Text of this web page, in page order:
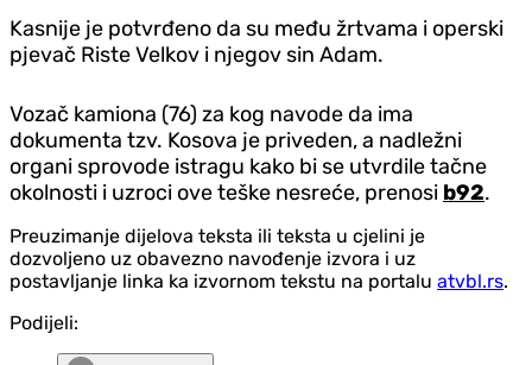
Kasnije je potvrđeno da su među žrtvama i operski
pjevač Riste Velkov i njegov sin Adam.
Vozač kamiona (76) za kog navode da ima
dokumenta tzv. Kosova je priveden, a nadležni
organi sprovode istragu kako bi se utvrdile tačne
okolnosti i uzroci ove teške nesreće, prenosi b92.
Preuzimanje dijelova teksta ili teksta u cjelini je
dozvoljeno uz obavezno navođenje izvora i uz
postavljanje linka ka izvornom tekstu na portalu atvbl.rs.
Podijeli: